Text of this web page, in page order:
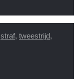
straf, tweestrijd,